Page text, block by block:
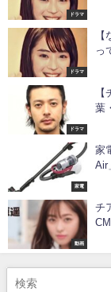
ドラマ
ドラマ
っ
ドラマ
葉
家電
家
Air
動画
チ